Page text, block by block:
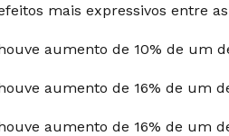
mais expressivos entre
aumento de 10% de um
aumento de 16% de um
aumento de 16% de um